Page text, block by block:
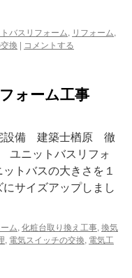
バスリフォーム, リフォーム,
換 | コメントする
ォーム工事
設備 建築士楢原 徹
ユニットバスリフォ
トバスの大きさを１
サイズアップしまし
ム, 化粧台取り換え工事, 換気
, 電気スイッチの交換, 電気工